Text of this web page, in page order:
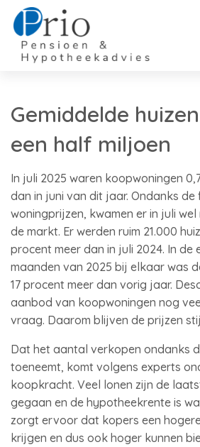
Gemiddelde
een half miljoen
In juli 2025 waren koopwoningen
dan in juni van dit jaar. Ondanks
woningprijzen, kwamen er in juli
de markt. Er werden ruim 21.000
procent meer dan in juli 2024. In de
maanden van 2025 bij elkaar was
17 procent meer dan vorig jaar.
aanbod van koopwoningen nog
vraag. Daarom blijven de prijzen
Dat het aantal verkopen ondanks
toeneemt, komt volgens experts
koopkracht. Veel lonen zijn de
gegaan en de hypotheekrente is
zorgt ervoor dat kopers een
krijgen en dus ook hoger kunnen